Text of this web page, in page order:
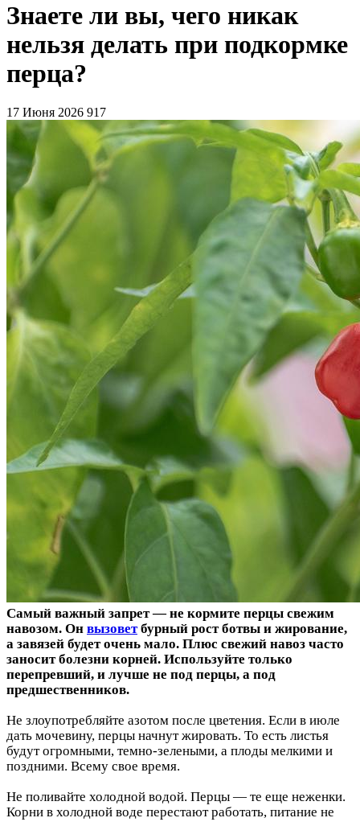
Знаете ли вы, чего никак
нельзя делать при подкормке
перца?
17 Июня 2026 917
Самый важный запрет — не кормите перцы свежим
навозом. Он вызоветбурный рост ботвы и жирование,
а завязей будет очень мало. Плюс свежий навоз часто
заносит болезни корней. Используйте только
перепревший, и лучше не под перцы, а под
предшественников.
Не злоупотребляйте азотом после цветения. Если в июле
дать мочевину, перцы начнут жировать. То есть листья
будут огромными, темно-зелеными, а плоды мелкими и
поздними. Всему свое время.
Не поливайте холодной водой. Перцы — те еще неженки.
Корни в холодной воде перестают работать, питание не